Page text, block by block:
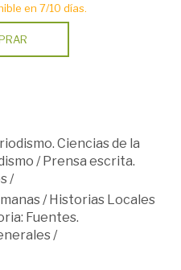
en 7/10 días.
Ciencias de la
/Prensa escrita.
/
/Historias Locales
Fuentes.
/